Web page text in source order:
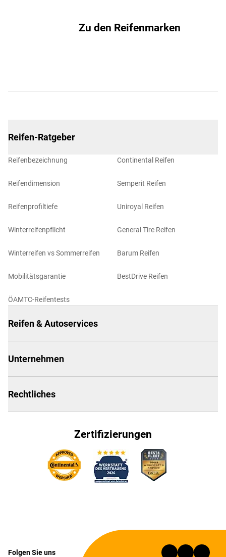
Zu den Reifenmarken
Reifen-Ratgeber
Reifenbezeichnung
Reifendimension
Reifenprofiltiefe
Winterreifenpflicht
Winterreifen vs Sommerreifen
Mobilitätsgarantie
ÖAMTC-Reifentests
Continental Reifen
Semperit Reifen
Uniroyal Reifen
General Tire Reifen
Barum Reifen
BestDrive Reifen
Reifen & Autoservices
Unternehmen
Rechtliches
Zertifizierungen
Folgen Sie uns